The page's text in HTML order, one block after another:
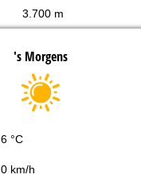
3.700 m
's Morgens
6 °C
0 km/h